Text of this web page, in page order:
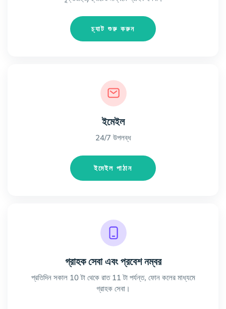
চ্যাট শুরু করুন
ইমেইল
24/7 উপলব্ধ
ইমেইল পাঠান
গ্রাহক সেবা এবং প্রবেশ নম্বর
প্রতিদিন সকাল 10 টা থেকে রাত 11 টা পর্যন্ত, ফোন কলের মাধ্যমে
গ্রাহক সেবা।